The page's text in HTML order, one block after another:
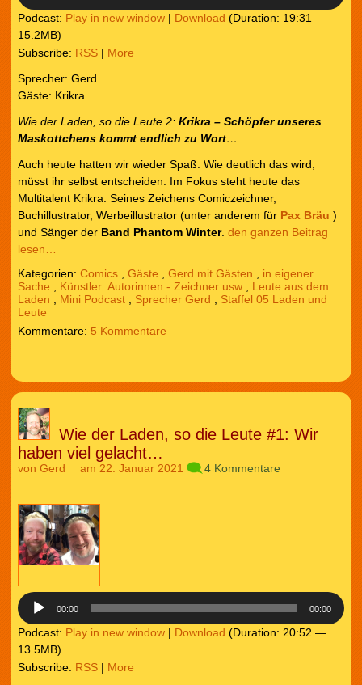
Podcast: Play in new window| Download (Duration: 19:31 —
15.2MB)
Subscribe: RSS| More
Sprecher: Gerd
Gäste: Krikra
Wie der Laden, so die Leute2: Krikra – Schöpfer unseres
Maskottchens kommt endlich zu Wort…
Auch heute hatten wir wieder Spaß. Wie deutlich das wird,
müsst ihr selbst entscheiden. Im Fokus steht heute das
Multitalent Krikra. Seines Zeichens Comiczeichner,
Buchillustrator, Werbeillustrator (unter anderem für Pax Bräu )
und Sänger der Band Phantom Winter. den ganzen Beitrag
lesen…
Kategorien: Comics, Gäste , Gerd mit Gästen , in eigener
Sache , Künstler: Autorinnen - Zeichner usw, Leute aus dem
Laden , Mini Podcast, Sprecher Gerd , Staffel 05 Laden und
Leute
5 Kommentare
Wie der Laden, so die Leute #1: Wir
haben viel gelacht…
von Gerd am 22. Januar 2021 4 Kommentare
00:00 00:00
Podcast: Play in new window| Download (Duration: 20:52 —
13.5MB)
Subscribe: RSS| More